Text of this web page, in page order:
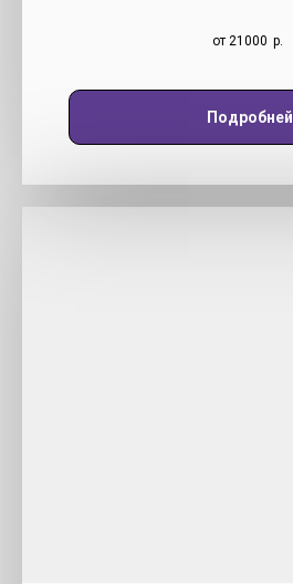
от 21000 р.
Подробней